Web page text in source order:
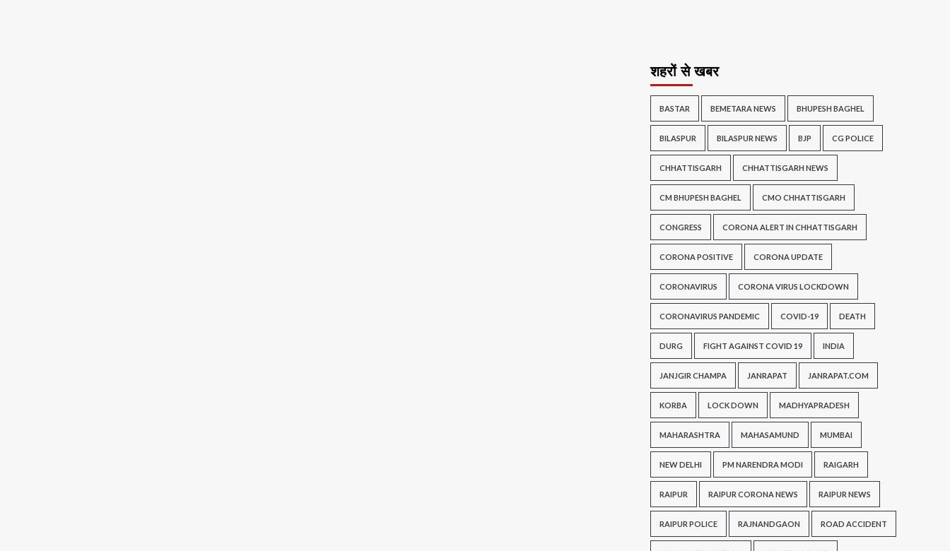
शहरों से खबर
BASTAR BEMETARA NEWS BHUPESH BAGHEL
BILASPUR BILASPUR NEWS BJP CG POLICE
CHHATTISGARH CHHATTISGARH NEWS
CM BHUPESH BAGHEL CMO CHHATTISGARH
CONGRESS CORONA ALERT IN CHHATTISGARH
CORONA POSITIVE CORONA UPDATE
CORONAVIRUS CORONA VIRUS LOCKDOWN
CORONAVIRUS PANDEMIC COVID-19 DEATH
DURG FIGHT AGAINST COVID 19 INDIA
JANJGIR CHAMPA JANRAPAT JANRAPAT.COM
KORBA LOCK DOWN MADHYAPRADESH
MAHARASHTRA MAHASAMUND MUMBAI
NEW DELHI PM NARENDRA MODI RAIGARH
RAIPUR RAIPUR CORONA NEWS RAIPUR NEWS
RAIPUR POLICE RAJNANDGAON ROAD ACCIDENT